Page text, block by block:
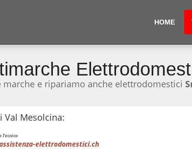
HOME
e ripariamo anche elettrodomestici
Val Mesolcina:
Tecnico
elettrodomestici.ch